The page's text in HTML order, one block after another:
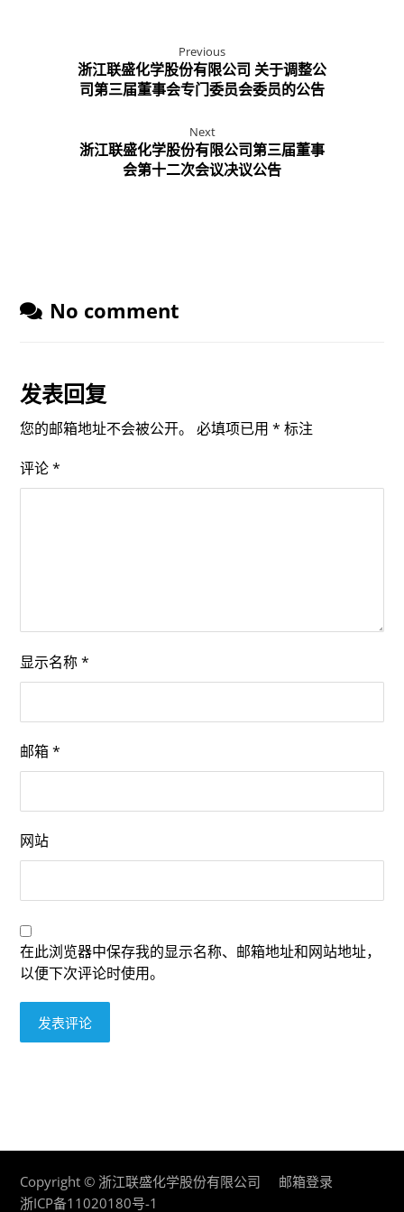
Previous
浙江联盛化学股份有限公司 关于调整公
司第三届董事会专门委员会委员的公告
Next
浙江联盛化学股份有限公司第三届董事
会第十二次会议决议公告
No comment
发表回复
您的邮箱地址不会被公开。 必填项已用* 标注
评论*
显示名称*
邮箱*
网站
在此浏览器中保存我的显示名称、邮箱地址和网站地址，
以便下次评论时使用。
发表评论
Copyright © 浙江联盛化学股份有限公司
邮箱登录
浙ICP备11020180号-1